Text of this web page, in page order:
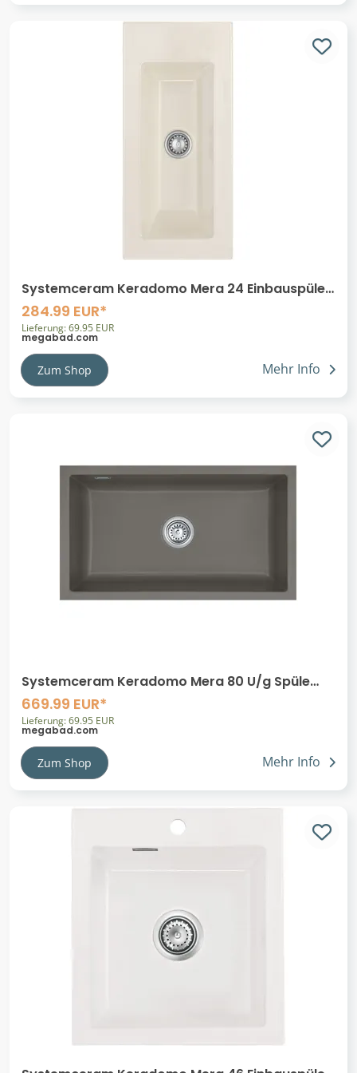
Systemceram Keradomo Mera 24 Einbauspüle
mit Handbetätigung, ohne Hahnlochbohrung
284.99 EUR*
Lieferung: 69.95 EUR
megabad.com
Zum Shop Mehr Info
Systemceram Keradomo Mera 80 U/g Spüle
zum Unterbau Oberseite geschliffen
669.99 EUR*
Lieferung: 69.95 EUR
megabad.com
Zum Shop Mehr Info